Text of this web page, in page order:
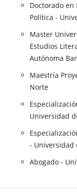
Doctorado en
Política -
Master
Estudios
Autónoma
Maestría
Norte
Universidad
- Universidad
Abogado -